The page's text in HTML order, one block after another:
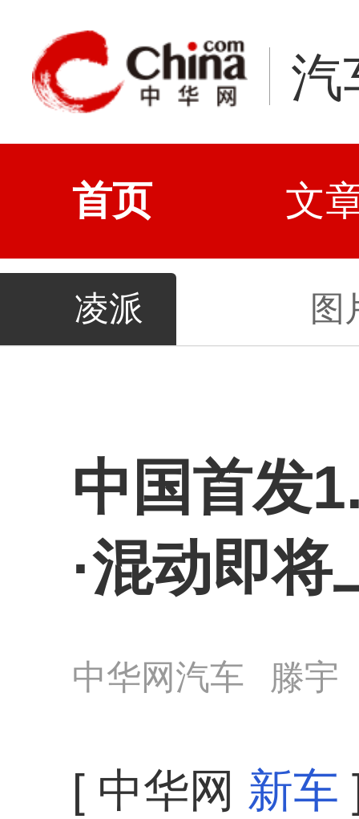
汽
首页 文
凌派 图
中国首发
·混动即将
中华网汽车 滕宇
[ 中华网 新车